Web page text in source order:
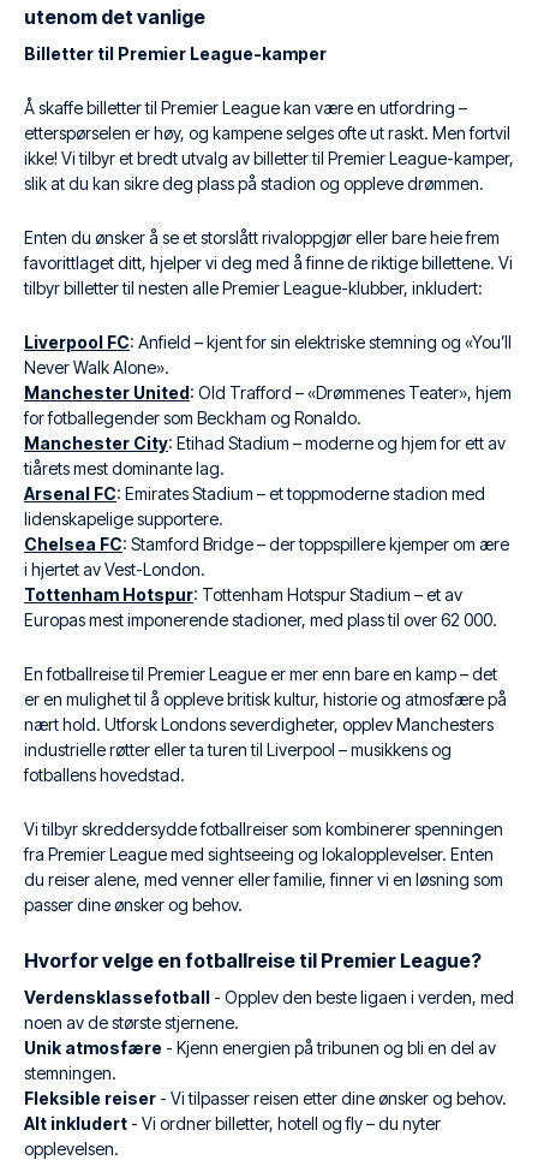
utenom det vanlige
Billetter til Premier League-kamper
Å skaffe billetter til Premier League kan være en utfordring –
etterspørselen er høy, og kampene selges ofte ut raskt. Men fortvil
ikke! Vi tilbyr et bredt utvalg av billetter til Premier League-kamper,
slik at du kan sikre deg plass på stadion og oppleve drømmen.
Enten du ønsker å se et storslått rivaloppgjør eller bare heie frem
favorittlaget ditt, hjelper vi deg med å finne de riktige billettene. Vi
tilbyr billetter til nesten alle Premier League-klubber, inkludert:
Liverpool FC: Anfield – kjent for sin elektriske stemning og «You’ll
Never Walk Alone».
Manchester United: Old Trafford – «Drømmenes Teater», hjem
for fotballegender som Beckham og Ronaldo.
Manchester City: Etihad Stadium – moderne og hjem for ett av
tiårets mest dominante lag.
Arsenal FC: Emirates Stadium – et toppmoderne stadion med
lidenskapelige supportere.
Chelsea FC: Stamford Bridge – der toppspillere kjemper om ære
i hjertet av Vest-London.
Tottenham Hotspur: Tottenham Hotspur Stadium – et av
Europas mest imponerende stadioner, med plass til over 62 000.
En fotballreise til Premier League er mer enn bare en kamp – det
er en mulighet til å oppleve britisk kultur, historie og atmosfære på
nært hold. Utforsk Londons severdigheter, opplev Manchesters
industrielle røtter eller ta turen til Liverpool – musikkens og
fotballens hovedstad.
Vi tilbyr skreddersydde fotballreiser som kombinerer spenningen
fra Premier League med sightseeing og lokalopplevelser. Enten
du reiser alene, med venner eller familie, finner vi en løsning som
passer dine ønsker og behov.
Hvorfor velge en fotballreise til Premier League?
Verdensklassefotball - Opplev den beste ligaen i verden, med
noen av de største stjernene.
Unik atmosfære - Kjenn energien på tribunen og bli en del av
stemningen.
Fleksible reiser - Vi tilpasser reisen etter dine ønsker og behov.
Alt inkludert - Vi ordner billetter, hotell og fly – du nyter
opplevelsen.